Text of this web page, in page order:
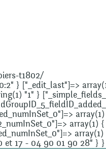
t1802/
} ["_edit_last"]=>
"1" }
et 17 - 04 90 01 90 28" } }